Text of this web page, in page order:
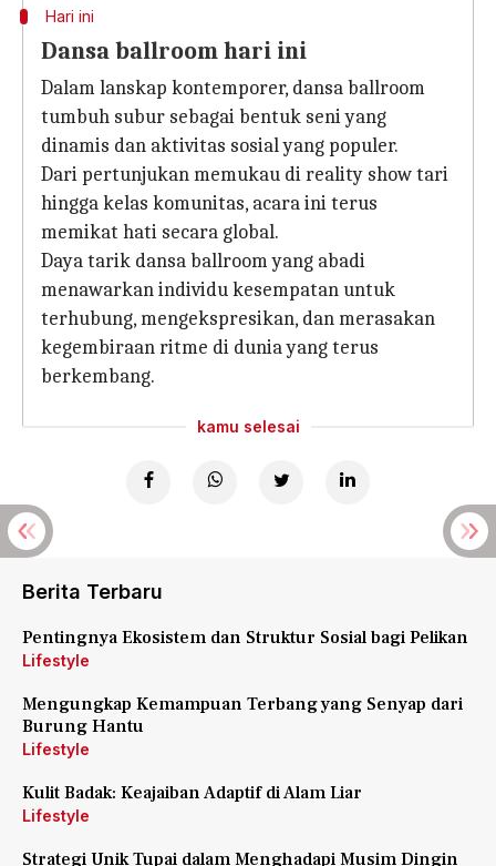
Hari ini
Dansa ballroom hari ini
Dalam lanskap kontemporer, dansa ballroom
tumbuh subur sebagai bentuk seni yang
dinamis dan aktivitas sosial yang populer.
Dari pertunjukan memukau di reality show tari
hingga kelas komunitas, acara ini terus
memikat hati secara global.
Daya tarik dansa ballroom yang abadi
menawarkan individu kesempatan untuk
terhubung, mengekspresikan, dan merasakan
kegembiraan ritme di dunia yang terus
berkembang.
kamu selesai
Berita Terbaru
Pentingnya Ekosistem dan Struktur Sosial bagi Pelikan
Lifestyle
Mengungkap Kemampuan Terbang yang Senyap dari
Burung Hantu
Lifestyle
Kulit Badak: Keajaiban Adaptif di Alam Liar
Lifestyle
Strategi Unik Tupai dalam Menghadapi Musim Dingin